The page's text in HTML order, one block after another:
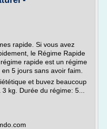
rapide. Si vous avez
le Régime Rapide
rapide est un régime
5 jours sans avoir faim.
et buvez beaucoup
kg. Durée du régime: 5...